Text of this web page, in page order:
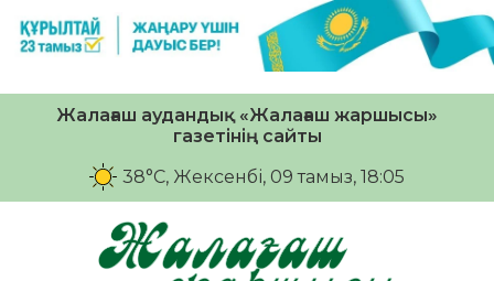
Жалағаш аудандық «Жалағаш жаршысы»
газетінің сайты
38°C, Жексенбі, 09 тамыз, 18:05